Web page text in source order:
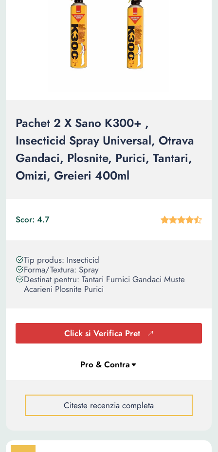
Pachet 2 X Sano K300+ ,
Insecticid Spray Universal, Otrava
Gandaci, Plosnite, Purici, Tantari,
Omizi, Greieri 400ml
Scor: 4.7
Tip produs: Insecticid
Forma/Textura: Spray
Destinat pentru: Tantari Furnici Gandaci Muste
Acarieni Plosnite Purici
Click si Verifica Pret
Citeste recenzia completa